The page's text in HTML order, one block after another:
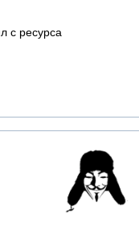
с ресурса